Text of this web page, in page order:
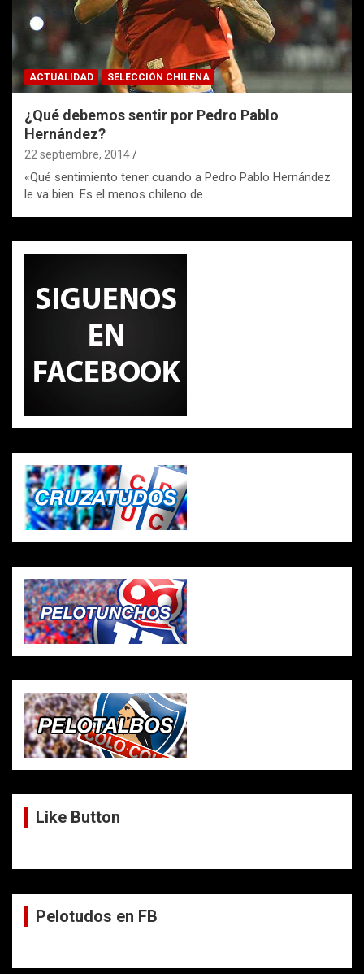
ACTUALIDAD SELECCIÓN CHILENA
¿Qué debemos sentir por Pedro Pablo
Hernández?
22 septiembre, 2014
«Qué sentimiento tener cuando a Pedro Pablo Hernández
le va bien. Es el menos chileno de…
Like Button
Pelotudos en FB